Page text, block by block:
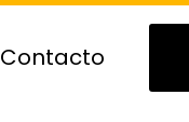
Contacto